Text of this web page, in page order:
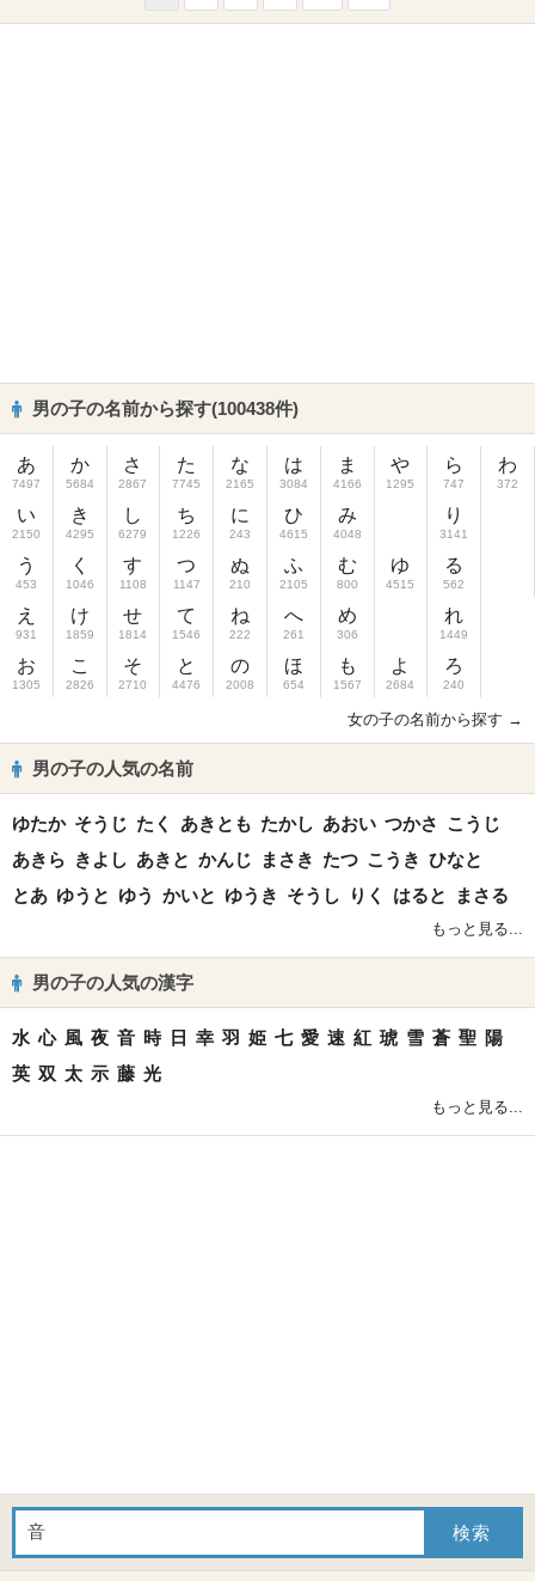
男の子の名前から探す(100438件)
あ
7497
い
2150
う
453
え
931
お
1305
か
5684
き
4295
く
1046
け
1859
こ
2826
さ
2867
し
6279
す
1108
せ
1814
そ
2710
た
7745
ち
1226
つ
1147
て
1546
と
4476
な
2165
に
243
ぬ
210
ね
222
の
2008
は
3084
ひ
4615
ふ
2105
へ
261
ほ
654
ま
4166
み
4048
む
800
め
306
も
1567
や
1295
ゆ
4515
よ
2684
ら
747
り
3141
る
562
れ
1449
ろ
240
わ
372
女の子の名前から探す →
男の子の人気の名前
ゆたか そうじ たく あきとも たかし あおい つかさ こうじ
あきら きよし あきと かんじ まさき たつ こうき ひなと
とあ ゆうと ゆう かいと ゆうき そうし りく はると まさる
もっと見る...
男の子の人気の漢字
水 心 風 夜 音 時 日 幸 羽 姫 七 愛 速 紅 琥 雪 蒼 聖 陽
英 双 太 示 藤 光
もっと見る...